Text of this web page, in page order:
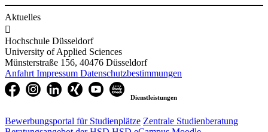
Aktuelles

Hochschule Düsseldorf
University of Applied Sciences
Münsterstraße 156, 40476 Düsseldorf
Anfahrt Impressum Datenschutzbestimmungen
Dienstleistungen
Bewerbungsportal für Studienplätze Zentrale Studienberatung